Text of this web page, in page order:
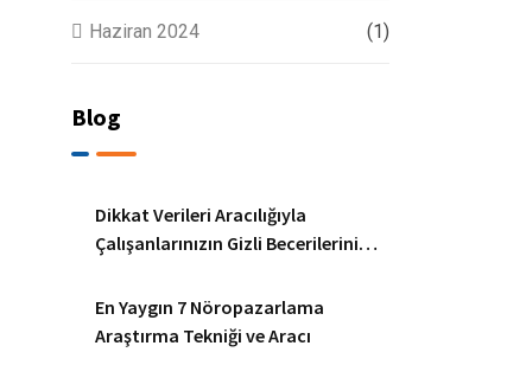
Haziran 2024 (1)
Blog
Dikkat Verileri Aracılığıyla
Çalışanlarınızın Gizli Becerilerini
En Yaygın 7 Nöropazarlama
Araştırma Tekniği ve Aracı